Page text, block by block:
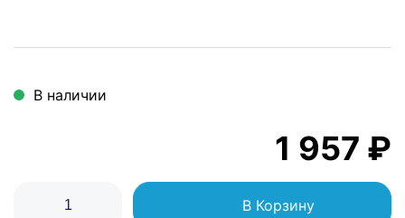
В наличии
1 957 ₽
В Корзину